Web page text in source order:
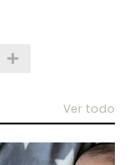
Ver todo